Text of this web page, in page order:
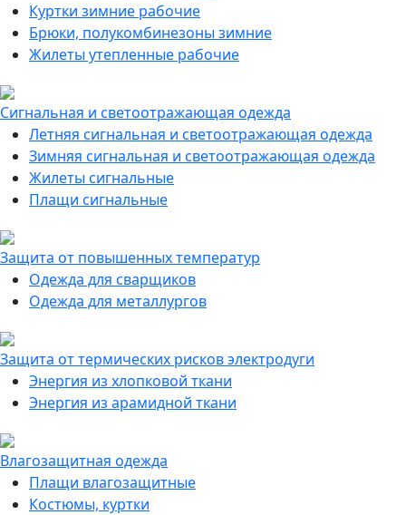
Куртки зимние рабочие
Брюки, полукомбинезоны зимние
Жилеты утепленные рабочие
Сигнальная и светоотражающая одежда
Летняя сигнальная и светоотражающая одежда
Зимняя сигнальная и светоотражающая одежда
Жилеты сигнальные
Плащи сигнальные
Защита от повышенных температур
Одежда для сварщиков
Одежда для металлургов
Защита от термических рисков электродуги
Энергия из хлопковой ткани
Энергия из арамидной ткани
Влагозащитная одежда
Плащи влагозащитные
Костюмы, куртки